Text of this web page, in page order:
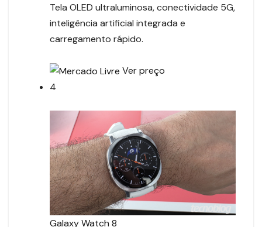
Tela OLED ultraluminosa, conectividade 5G,
inteligência artificial integrada e
carregamento rápido.
Ver preço
4
Galaxy Watch 8